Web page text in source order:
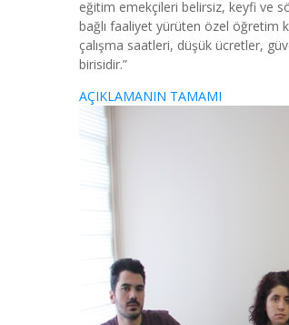
eğitim emekçileri belirsiz, keyfi ve
bağlı faaliyet yürüten özel öğretim
çalışma saatleri, düşük ücretler,
birisidir.”
AÇIKLAMANIN TAMAMI